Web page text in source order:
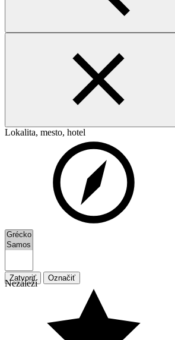
Lokalita, mesto, hotel
Zatvoriť Označiť
Nezáleží